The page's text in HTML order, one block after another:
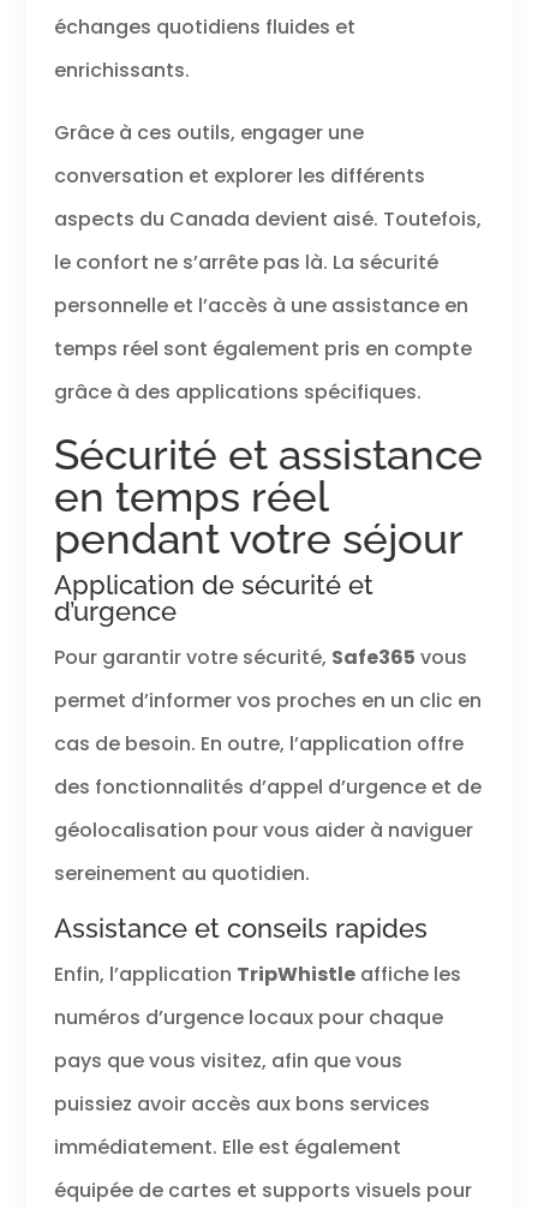
échanges quotidiens fluides et
enrichissants.
Grâce à ces outils, engager une
conversation et explorer les différents
aspects du Canada devient aisé. Toutefois,
le confort ne s’arrête pas là. La sécurité
personnelle et l’accès à une assistance en
temps réel sont également pris en compte
grâce à des applications spécifiques.
Sécurité et assistance
en temps réel
pendant votre séjour
Application de sécurité et
d’urgence
Pour garantir votre sécurité, Safe365 vous
permet d’informer vos proches en un clic en
cas de besoin. En outre, l’application offre
des fonctionnalités d’appel d’urgence et de
géolocalisation pour vous aider à naviguer
sereinement au quotidien.
Assistance et conseils rapides
Enfin, l’application TripWhistleaffiche les
numéros d’urgence locaux pour chaque
pays que vous visitez, afin que vous
puissiez avoir accès aux bons services
immédiatement. Elle est également
équipée de cartes et supports visuels pour